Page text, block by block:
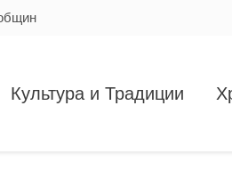
Культура и Традиции